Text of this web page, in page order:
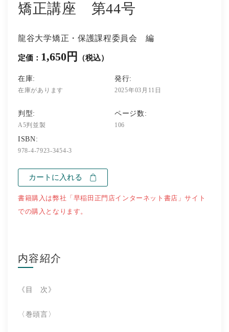
矯正講座 第44号
龍谷大学矯正・保護課程委員会 編
定価： 1,650円 （税込）
在庫:
在庫があります
発行:
2025年03月11日
判型:
A5判並製
ページ数:
106
ISBN:
978-4-7923-3454-3
カートに入れる
書籍購入は弊社「早稲田正門店インターネット書店」サイト
での購入となります。
内容紹介
《目 次》
〈巻頭言〉